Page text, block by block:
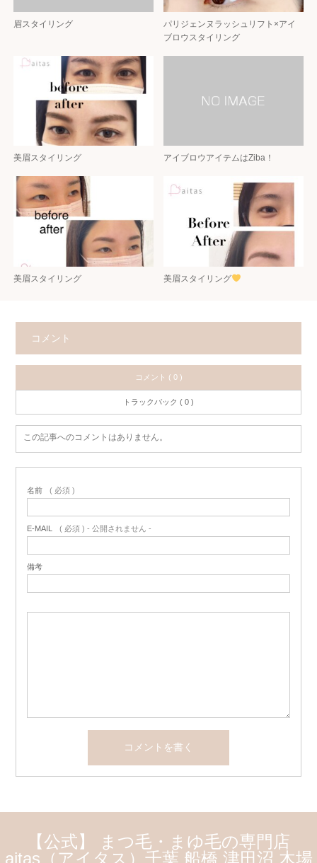
眉スタイリング
パリジェンヌラッシュリフト×アイ
ブロウスタイリング
美眉スタイリング アイブロウアイテムはZiba！
美眉スタイリング 美眉スタイリング
コメント
コメント ( 0 )
トラックバック ( 0 )
この記事へのコメントはありません。
名前 ( 必須 )
E-MAIL ( 必須 ) - 公開されません -
備考
【公式】 まつ毛・まゆ毛の専門店
aitas（アイタス）千葉 船橋 津田沼 木場